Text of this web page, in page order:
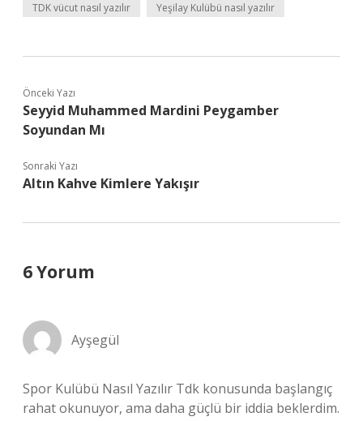
TDK vücut nasıl yazılır Yeşilay Kulübü nasıl yazılır
Önceki Yazı
Seyyid Muhammed Mardini Peygamber
Soyundan Mı
Sonraki Yazı
Altın Kahve Kimlere Yakışır
6 Yorum
Ayşegül
Spor Kulübü Nasıl Yazılır Tdk konusunda başlangıç
rahat okunuyor, ama daha güçlü bir iddia beklerdim.